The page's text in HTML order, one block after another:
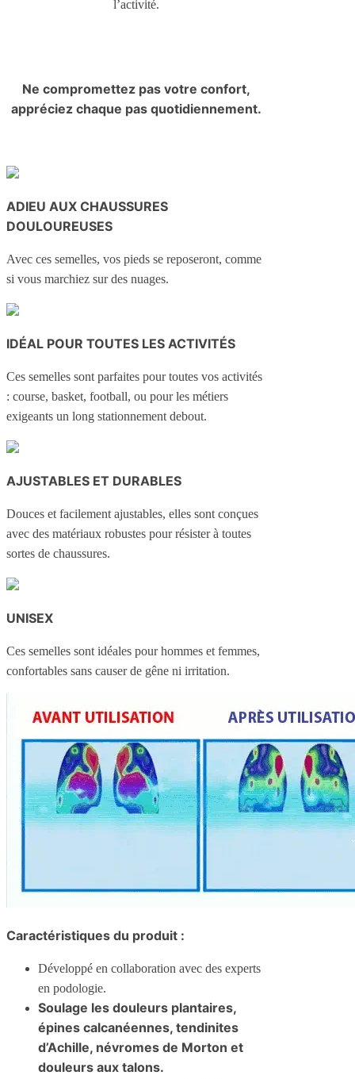
l’activité.
Ne compromettez pas votre confort,
appréciez chaque pas quotidiennement.
ADIEU AUX CHAUSSURES
DOULOUREUSES
Avec ces semelles, vos pieds se reposeront, comme
si vous marchiez sur des nuages.
IDÉAL POUR TOUTES LES ACTIVITÉS
Ces semelles sont parfaites pour toutes vos activités
: course, basket, football, ou pour les métiers
exigeants un long stationnement debout.
AJUSTABLES ET DURABLES
Douces et facilement ajustables, elles sont conçues
avec des matériaux robustes pour résister à toutes
sortes de chaussures.
UNISEX
Ces semelles sont idéales pour hommes et femmes,
confortables sans causer de gêne ni irritation.
Caractéristiques du produit :
Développé en collaboration avec des experts
en podologie.
Soulage les douleurs plantaires,
épines calcanéennes, tendinites
d’Achille, névromes de Morton et
douleurs aux talons.